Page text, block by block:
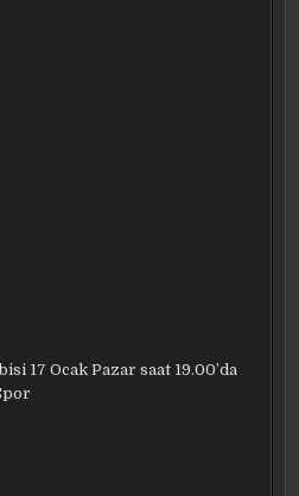
17 Ocak Pazar saat 19.00’da